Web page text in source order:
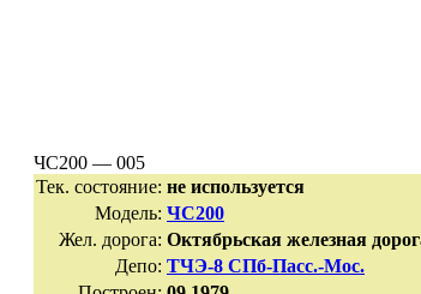
ЧС200 — 005
Тек. состояние: не используется
Модель: ЧС200
Жел. дорога: Октябрьская железная
Депо: ТЧЭ-8 СПб-Пасс.-Мос.